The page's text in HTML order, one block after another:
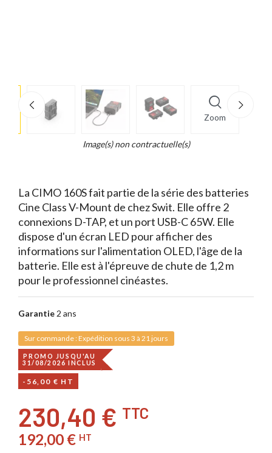
Zoom
Image(s) non contractuelle(s)
La CIMO 160S fait partie de la série des batteries
Cine Class V-Mount de chez Swit. Elle offre 2
connexions D-TAP, et un port USB-C 65W. Elle
dispose d'un écran LED pour afficher des
informations sur l'alimentation OLED, l'âge de la
batterie. Elle est à l'épreuve de chute de 1,2 m
pour le professionnel cinéastes.
Garantie 2 ans
Sur commande : Expédition sous 3 à 21 jours
PROMO JUSQU'AU
31/08/2026 INCLUS
-56,00 € HT
230,40 € TTC
192,00 € HT